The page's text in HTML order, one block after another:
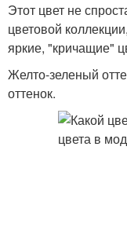
Этот цвет не
цветовой
яркие, "кричащие"
Желто-зеленый
оттенок.